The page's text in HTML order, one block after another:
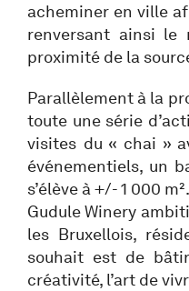
acheminer en ville
renversant ainsi
proximité de la
Parallèlement à la
toute une série
visites du « chai »
événementiels, un
s’élève à +/- 1 000 m².
Gudule Winery
les Bruxellois,
souhait est de
créativité, l’art de